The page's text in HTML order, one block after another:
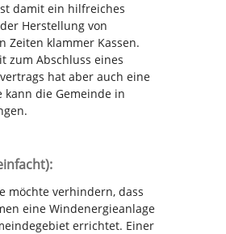
damit ein hilfreiches
Herstellung von
Zeiten klammer Kassen.
zum Abschluss eines
hat aber auch eine
kann die Gemeinde in
möchte verhindern, dass
eine Windenergieanlage
errichtet. Einer